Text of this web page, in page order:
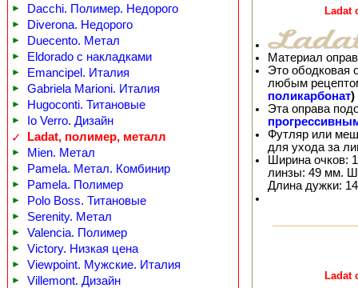
► Dacchi. Полимер. Недорого
► Diverona. Недорого
► Duecento. Метал
► Eldorado с накладками
► Emancipel. Италия
► Gabriela Marioni. Италия
► Hugoconti. Титановые
►
Io Verro. Дизайн
✓
Ladat, полимер, металл
► Mien. Метал
► Pamela. Метал. Комбинир
► Pamela. Полимер
► Polo Boss. Титановые
► Serenity. Метал
► Valencia. Полимер
► Victory. Низкая цена
► Viewpoint. Мужские. Италия
► Villemont. Дизайн
Ladat
Материал
Это ободковая
любым
поликарбонат)
Эта оправа
Футляр или
для ухода за
Ширина очков:
линзы: 49 мм.
Длина дужки:
Ladat